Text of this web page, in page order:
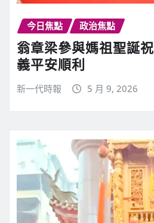
今日焦點 政治焦點
翁章梁參與媽祖聖誕
義平安順利
新一代時報 5 月 9, 2026